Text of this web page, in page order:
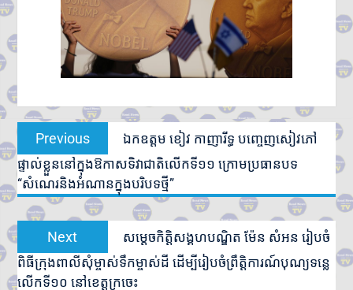
Post
navigation
Previous
Previous
post:
ឯកឧត្តម ខៀវ កាញារីទ្ធ បញ្ចេញសៀវភៅ
ផ្ទាល់ខ្លួននៅក្នុងឱកាសទិវាជាតិលើកទី១១ ក្រោមប្រធានបទ
“សំណេរនិងអំណានក្នុងបរិបទថ្មី”
Next
post:
សម្តេចកិត្តិសង្គហបណ្ឌិត ម៉ែន សំអន រៀបចំ
ពិធីក្រុងពាលីសុំម្ចាស់ទឹកម្ចាស់ដី ដើម្បីរៀបចំព្រឹត្តិការណ៍បុណ្យទន្លេ
លើកទី១០ នៅខេត្តក្រចេះ